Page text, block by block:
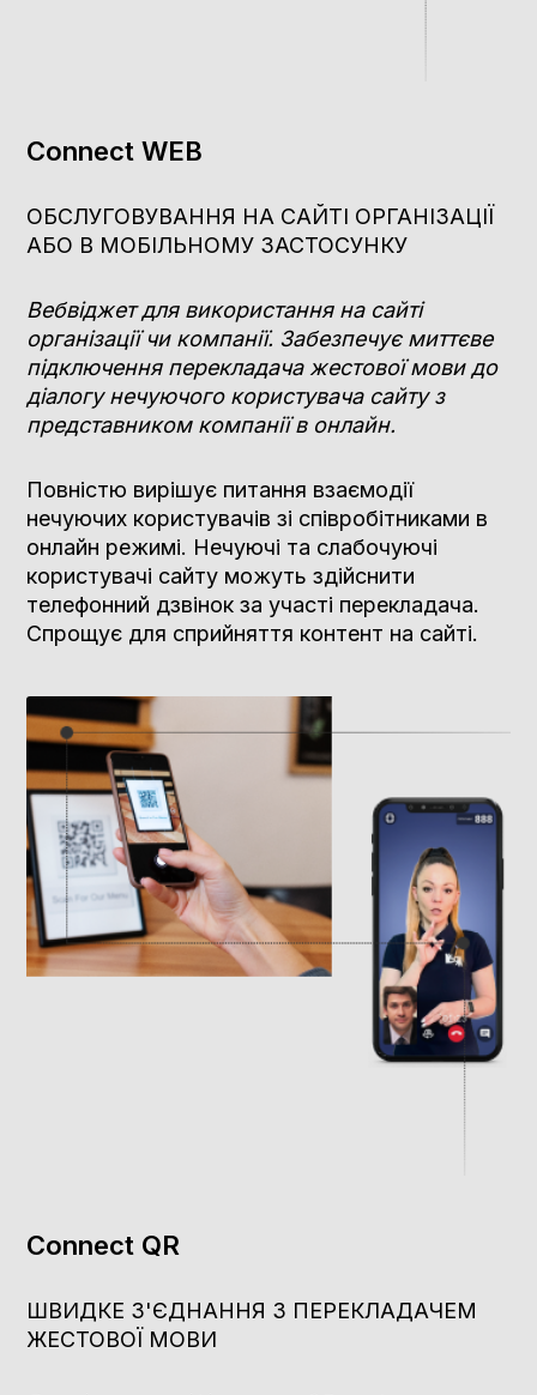
Connect WEB
ОБСЛУГОВУВАННЯ НА САЙТІ ОРГАНІЗАЦІЇ
АБО В МОБІЛЬНОМУ ЗАСТОСУНКУ
Вебвіджет для використання на сайті
організації чи компанії. Забезпечує миттєве
підключення перекладача жестової мови до
діалогу нечуючого користувача сайту з
представником компанії в онлайн.
Повністю вирішує питання взаємодії
нечуючих користувачів зі співробітниками в
онлайн режимі. Нечуючі та слабочуючі
користувачі сайту можуть здійснити
телефонний дзвінок за участі перекладача.
Спрощує для сприйняття контент на сайті.
Connect QR
ШВИДКЕ З'ЄДНАННЯ З ПЕРЕКЛАДАЧЕМ
ЖЕСТОВОЇ МОВИ